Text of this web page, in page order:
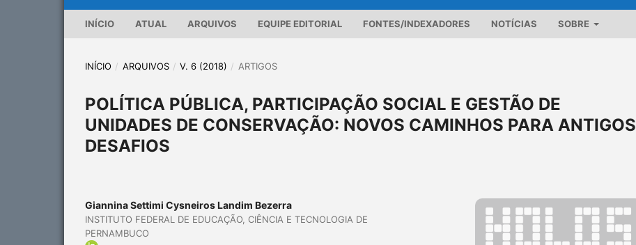
INÍCIO ATUAL ARQUIVOS EQUIPE EDITORIAL FONTES/INDEXADORES NOTÍCIAS SOBRE
INÍCIO / ARQUIVOS / V. 6 (2018) / ARTIGOS
POLÍTICA PÚBLICA, PARTICIPAÇÃO SOCIAL E GESTÃO DE
UNIDADES DE CONSERVAÇÃO: NOVOS CAMINHOS PARA ANTIGOS
DESAFIOS
Giannina Settimi Cysneiros Landim Bezerra
INSTITUTO FEDERAL DE EDUCAÇÃO, CIÊNCIA E TECNOLOGIA DE
PERNAMBUCO